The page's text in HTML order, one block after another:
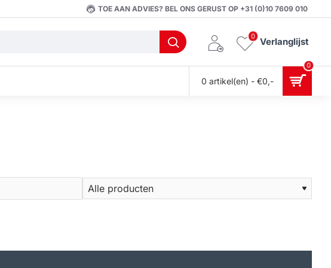
TOE AAN ADVIES? BEL ONS GERUST OP +31 (0)10 7609 010
Verlanglijst
0
0 artikel(en) - €0,-
0